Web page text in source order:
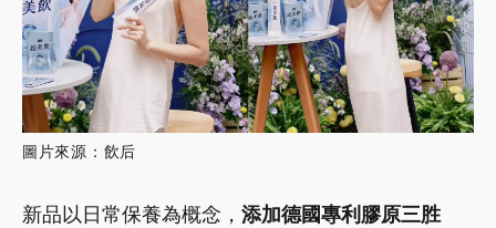
圖片來源：飲后
新品以日常保養為概念， 添加德國專利膠原三胜